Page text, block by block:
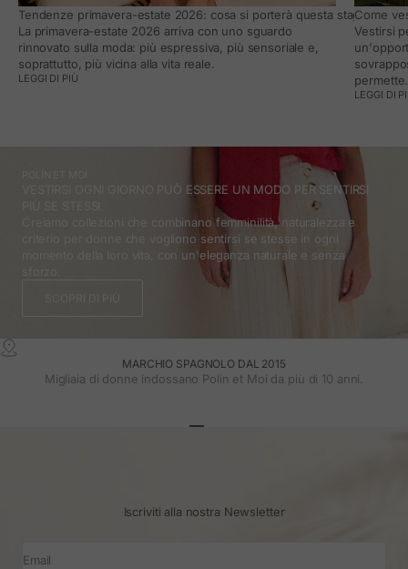
Tendenze primavera-estate 2026: cosa si porterà questa stagione e
La primavera-estate 2026 arriva con uno sguardo
rinnovato sulla moda: più espressiva, più sensoriale e,
soprattutto, più vicina alla vita reale.
LEGGI DI PIÙ
Come
Vestirsi
permette.
LEGGI DI
VESTIRSI OGNI GIORNO PUÒ ESSERE UN MODO PER SENTIRSI
Creiamo collezioni che combinano femminilità, naturalezza e
criterio per donne che vogliono sentirsi se stesse in ogni
momento della loro vita, con un'eleganza naturale e senza
MARCHIO SPAGNOLO DAL 2015
Migliaia di donne indossano Polin et Moi da più di 10 anni.
Iscriviti alla nostra Newsletter
Email